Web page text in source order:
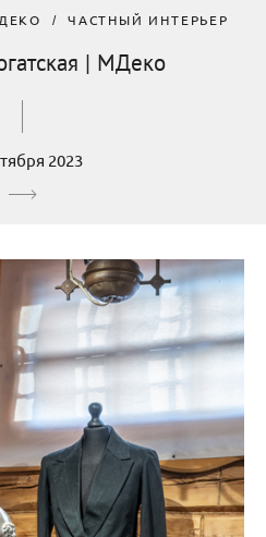
ЧАСТНЫЙ ИНТЕРЬЕР
| МДеко
2023